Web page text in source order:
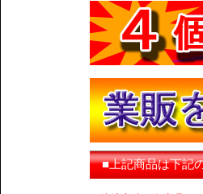
■上記商品は下記